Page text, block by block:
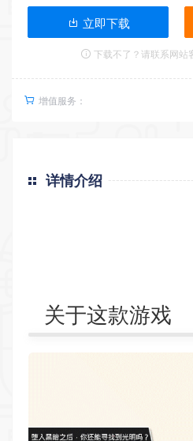
立即下载
下载不了？请联系网站
增值服务：
详情介绍
关于这款游戏